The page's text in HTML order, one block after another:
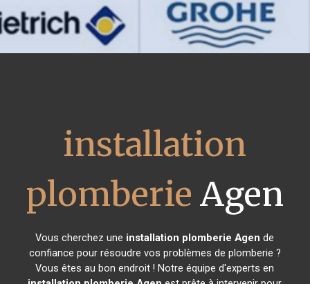
installation
plomberie Agen
Vous cherchez une installation plomberie Agen de
confiance pour résoudre vos problèmes de plomberie ?
Vous êtes au bon endroit ! Notre équipe d'experts en